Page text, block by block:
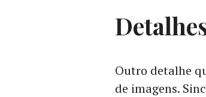
Outro detalhe
de imagens.